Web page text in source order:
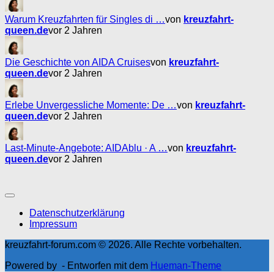
Warum Kreuzfahrten für Singles di …von kreuzfahrt-
queen.devor 2 Jahren
Die Geschichte von AIDA Cruisesvon kreuzfahrt-
queen.devor 2 Jahren
Erlebe Unvergessliche Momente: De …von kreuzfahrt-
queen.devor 2 Jahren
Last-Minute-Angebote: AIDAblu · A …von kreuzfahrt-
queen.devor 2 Jahren
Datenschutzerklärung
Impressum
kreuzfahrt-forum.com © 2026. Alle Rechte vorbehalten.
Powered by - Entworfen mit dem Hueman-Theme